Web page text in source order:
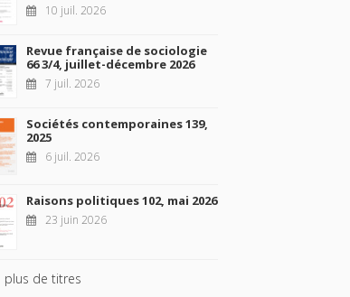
10 juil. 2026
Revue française de sociologie
66 3/4, juillet-décembre 2026
7 juil. 2026
Sociétés contemporaines 139,
2025
6 juil. 2026
Raisons politiques 102, mai 2026
23 juin 2026
plus de titres